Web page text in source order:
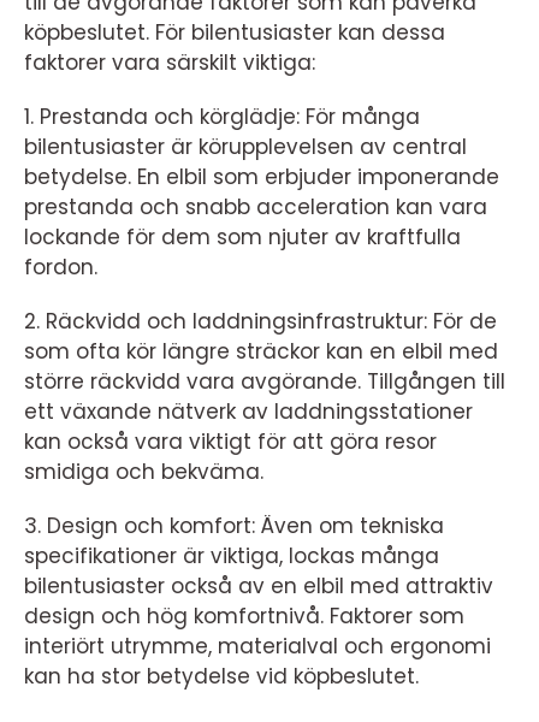
köpbeslutet. För bilentusiaster kan dessa
faktorer vara särskilt viktiga:
1. Prestanda och körglädje: För många
bilentusiaster är körupplevelsen av central
betydelse. En elbil som erbjuder imponerande
prestanda och snabb acceleration kan vara
lockande för dem som njuter av kraftfulla
fordon.
2. Räckvidd och laddningsinfrastruktur: För de
som ofta kör längre sträckor kan en elbil med
större räckvidd vara avgörande. Tillgången till
ett växande nätverk av laddningsstationer
kan också vara viktigt för att göra resor
smidiga och bekväma.
3. Design och komfort: Även om tekniska
specifikationer är viktiga, lockas många
bilentusiaster också av en elbil med attraktiv
design och hög komfortnivå. Faktorer som
interiört utrymme, materialval och ergonomi
kan ha stor betydelse vid köpbeslutet.